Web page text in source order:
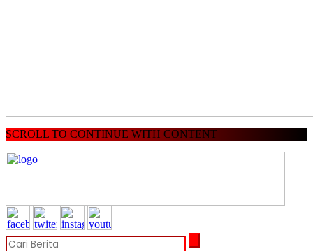
SCROLL TO CONTINUE WITH CONTENT